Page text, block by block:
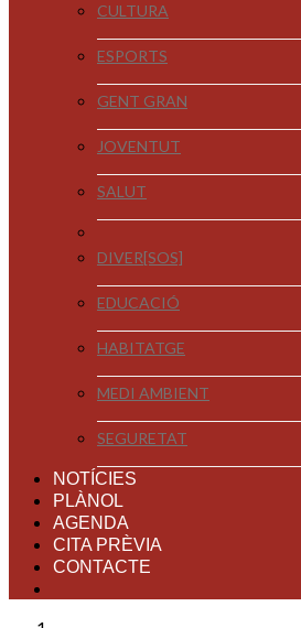
CULTURA
ESPORTS
GENT GRAN
JOVENTUT
SALUT
DIVER[SOS]
EDUCACIÓ
HABITATGE
MEDI AMBIENT
SEGURETAT
NOTÍCIES
PLÀNOL
AGENDA
CITA PRÈVIA
CONTACTE